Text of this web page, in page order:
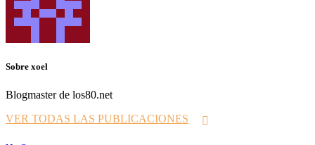
Sobre xoel
Blogmaster de los80.net
VER TODAS LAS PUBLICACIONES